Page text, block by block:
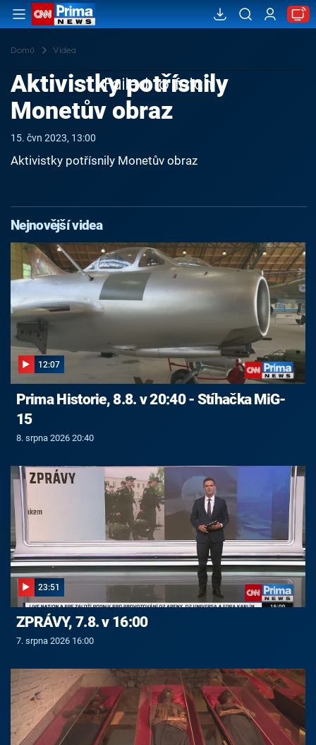
Domů Videa
Failed to fetch
Aktivistky potřísnily
Monetův obraz
15. čvn 2023, 13:00
Aktivistky potřísnily Monetův obraz
Nejnovější videa
12:07
Prima Historie, 8.8. v 20:40 - Stíhačka MiG-
15
8. srpna 2026 20:40
23:51
ZPRÁVY, 7.8. v 16:00
7. srpna 2026 16:00